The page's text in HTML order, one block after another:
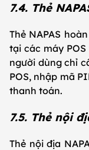
7.4. Thẻ
Thẻ NAPAS
tại các máy
người dùng chỉ
POS, nhập mã
thanh toán.
7.5. Thẻ nội
Thẻ nội địa